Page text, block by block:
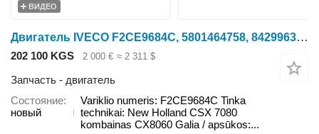
ВИДЕО
Двигатель IVECO F2CE9684C, 5801464758, 84299638, 87486945 Variklio для зерноуборочного комбайна New Holland CSX 7080, CX8060
202 100 KGS 2 000 € ≈ 2 311 $
Запчасть - двигатель
Состояние
новый
Variklio numeris: F2CE9684C Tinka
technikai: New Holland CSX 7080
kombainas CX8060 Galia / apsūkos:...